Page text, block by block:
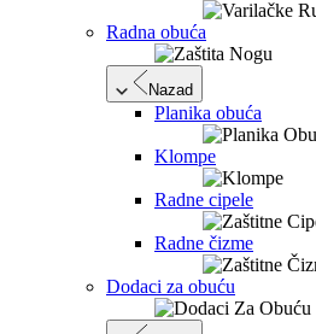
Radna obuća
Nazad
Planika obuća
Klompe
Radne cipele
Radne čizme
Dodaci za obuću